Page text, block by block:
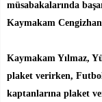
müsabakalarında
Kaymakam
Kaymakam Yılmaz,
plaket verirken,
kaptanlarına plaket